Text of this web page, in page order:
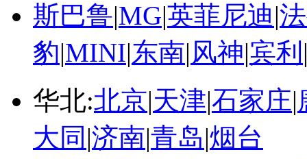
斯巴鲁|MG|英菲尼迪|
豹|MINI|东南|风神|宾利
华北:北京|天津|石家庄|
大同 |济南|青岛|烟台